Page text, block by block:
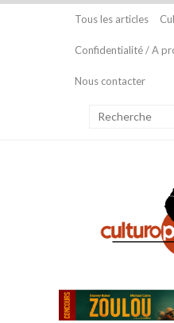
Tous les articles
Confidentialité / A
Nous contacter